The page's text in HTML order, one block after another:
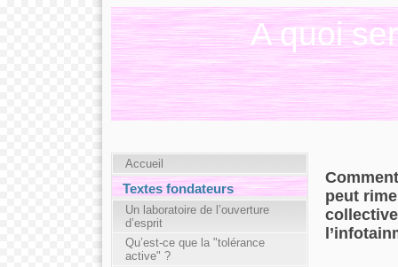
A quoi
peut
Accueil
Textes fondateurs
Un laboratoire de l’ouverture
d’esprit
Qu’est-ce que la "tolérance
active" ?